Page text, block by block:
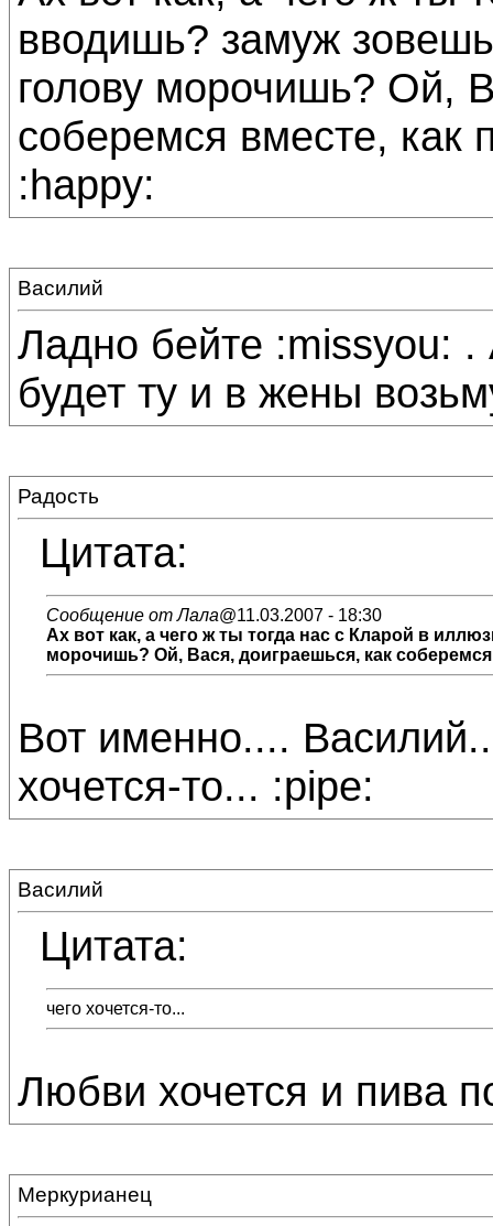
вводишь? замуж
голову морочишь? Ой,
соберемся вместе, как
:happy:
Василий
Ладно бейте :missyou: .
будет ту и в жены
Радость
Цитата:
Сообщение от Лала@11.03.2007 - 18:30
Ах вот как, а чего ж ты тогда нас с Кларой в
морочишь? Ой, Вася, доиграешься, как
Вот именно....
хочется-то... :pipe:
Василий
Цитата:
чего хочется-то...
Любви хочется и пива
Меркурианец